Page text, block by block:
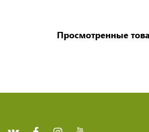
Просмотренные